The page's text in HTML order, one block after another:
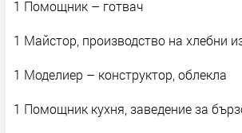
1 Помощник – готвач
1 Майстор, производство на хлебни
1 Моделиер – конструктор, облекла
1 Помощник кухня, заведение за